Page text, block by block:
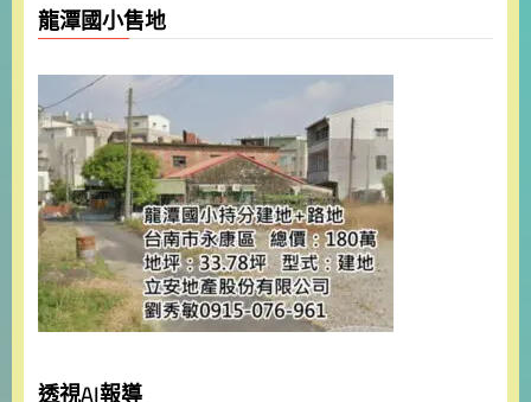
龍潭國小售地